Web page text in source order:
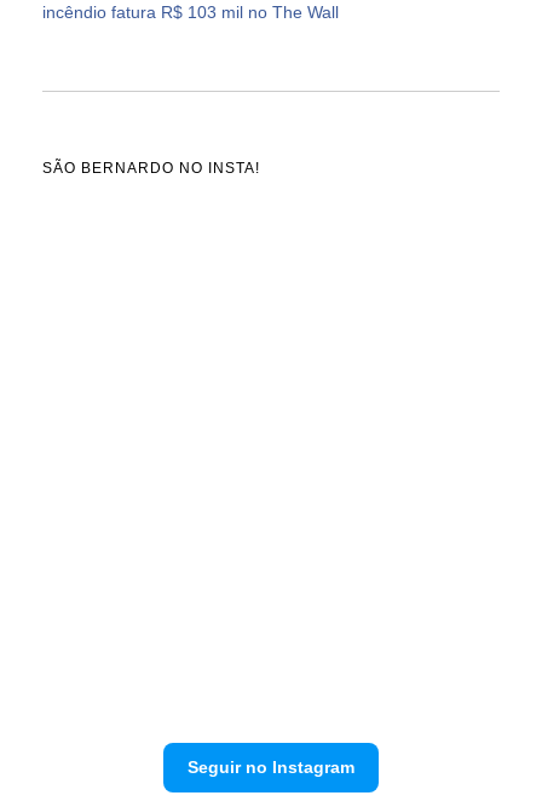
incêndio fatura R$ 103 mil no The Wall
SÃO BERNARDO NO INSTA!
Seguir no Instagram